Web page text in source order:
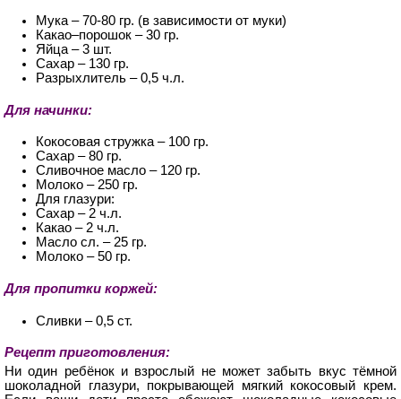
Мука – 70-80 гр. (в зависимости от муки)
Какао–порошок – 30 гр.
Яйца – 3 шт.
Сахар – 130 гр.
Разрыхлитель – 0,5 ч.л.
Для начинки:
Кокосовая стружка – 100 гр.
Сахар – 80 гр.
Сливочное масло – 120 гр.
Молоко – 250 гр.
Для глазури:
Сахар – 2 ч.л.
Какао – 2 ч.л.
Масло сл. – 25 гр.
Молоко – 50 гр.
Для пропитки коржей:
Сливки – 0,5 ст.
Рецепт приготовления:
Ни один ребёнок и взрослый не может забыть вкус тёмной
шоколадной глазури, покрывающей мягкий кокосовый крем.